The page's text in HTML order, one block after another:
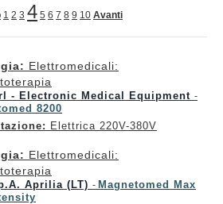
1 2 3 4 5 6 7 8 9 10 Avanti
Elettromedicali:
- Electronic Medical Equipment -
8200
Elettrica 220V-380V
Elettromedicali:
Aprilia (LT) - Magnetomed Max